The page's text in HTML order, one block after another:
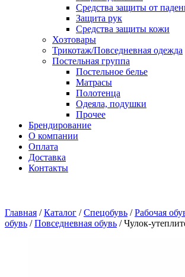
Средства защиты от
Защита рук
Средства защиты кожи
Хозтовары
Трикотаж/Повседневная одежда
Постельная группа
Постельное белье
Матрасы
Полотенца
Одеяла, подушки
Прочее
Брендирование
О компании
Оплата
Доставка
Контакты
Главная / Каталог / Спецобувь / Рабочая
обувь / Повседневная обувь / Чулок-